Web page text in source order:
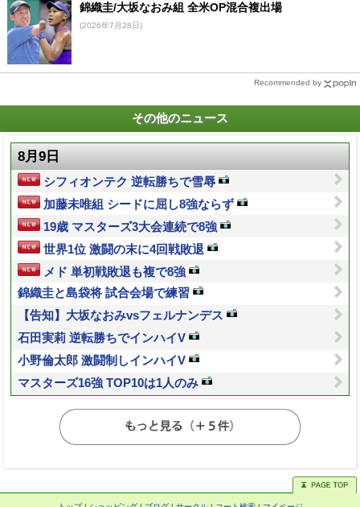
錦織圭/大坂なおみ組 全米OP混合複出場
(2026年7月28日)
Recommended by
その他のニュース
8月9日
シフィオンテク 逆転勝ちで雪辱
加藤未唯組 シードに屈し8強ならず
19歳 マスターズ3大会連続で8強
世界1位 激闘の末に4回戦敗退
メド 単初戦敗退も複で8強
錦織圭と島袋将 試合会場で練習
【告知】大坂なおみvsフェルナンデス
石田実莉 逆転勝ちでインハイV
小野倫太郎 激闘制しインハイV
マスターズ16強 TOP10は1人のみ